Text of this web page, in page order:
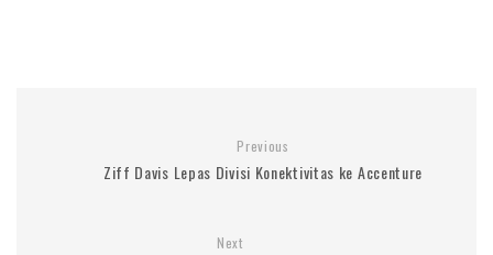
Previous
Ziff Davis Lepas Divisi Konektivitas ke Accenture
Next